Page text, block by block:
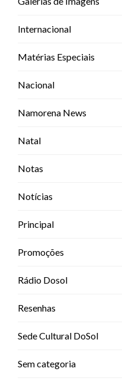
Internacional
Matérias Especiais
Nacional
Namorena News
Natal
Notas
Notícias
Principal
Promoções
Rádio Dosol
Resenhas
Sede Cultural DoSol
Sem categoria